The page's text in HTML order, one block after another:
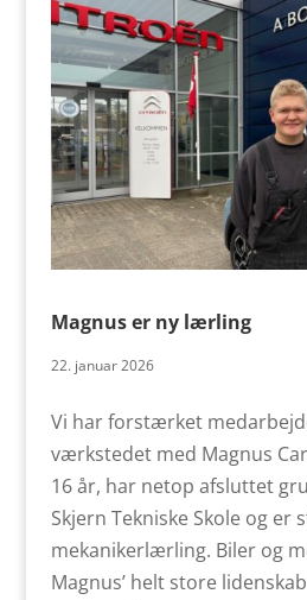
Magnus er ny lærling
22. januar 2026
Vi har forstærket
værkstedet med Magnus
16 år, har netop afsluttet
Skjern Tekniske Skole og er
mekanikerlærling. Biler og
Magnus’ helt store